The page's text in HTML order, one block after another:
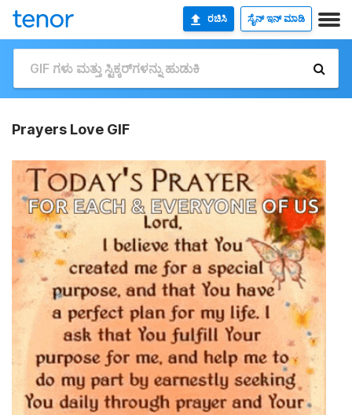
ರಚಿಸಿ ಸೈನ್ ಇನ್ ಮಾಡಿ
Prayers Love GIF